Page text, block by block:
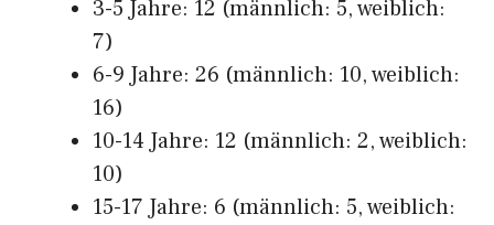
3-5 Jahre: 12 (männlich: 5, weiblich:
7)
6-9 Jahre: 26 (männlich: 10, weiblich:
16)
10-14 Jahre: 12 (männlich: 2, weiblich:
10)
15-17 Jahre: 6 (männlich: 5, weiblich: